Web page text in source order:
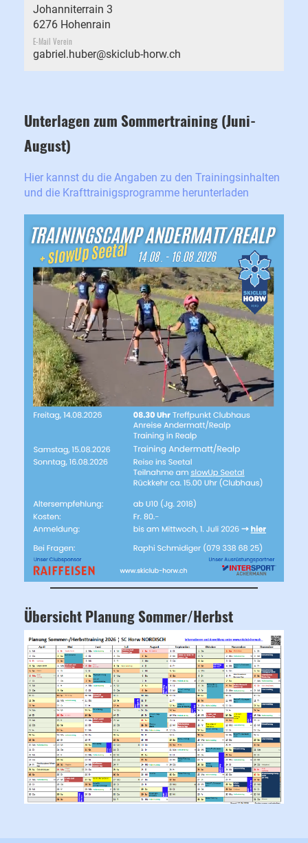
Johanniterrain 3
6276 Hohenrain
E-Mail Verein
gabriel.huber@skiclub-horw.ch
Unterlagen zum Sommertraining (Juni-
August)
Hier kannst du die Angaben zu den Trainingsinhalten
und die Krafttrainigsprogramme herunterladen
Übersicht Planung Sommer/Herbst